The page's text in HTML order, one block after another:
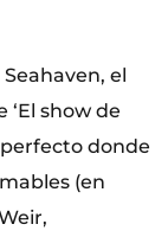
el
show de
perfecto donde
(en